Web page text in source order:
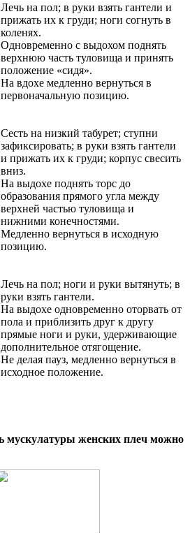
Лечь на пол; в руки взять гантели и
прижать их к груди; ноги согнуть в
коленях.
Одновременно с выдохом поднять
верхнюю часть туловища и принять
положение «сидя».
На вдохе медленно вернуться в
первоначальную позицию.
Сесть на низкий табурет; ступни
зафиксировать; в руки взять гантели
и прижать их к груди; корпус свесить
вниз.
На выдохе поднять торс до
образования прямого угла между
верхней частью туловища и
нижними конечностями.
Медленно вернуться в исходную
позицию.
Лечь на пол; ноги и руки вытянуть; в
руки взять гантели.
На выдохе одновременно оторвать от
пола и приблизить друг к другу
прямые ноги и руки, удерживающие
дополнительное отягощение.
Не делая пауз, медленно вернуться в
исходное положение.
мускулатуры женских плеч можно